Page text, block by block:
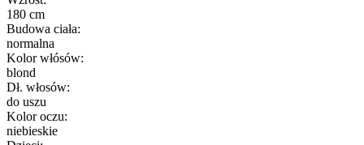
180 cm
Budowa ciała:
normalna
Kolor włósów:
blond
Dł. włosów:
do uszu
Kolor oczu:
niebieskie